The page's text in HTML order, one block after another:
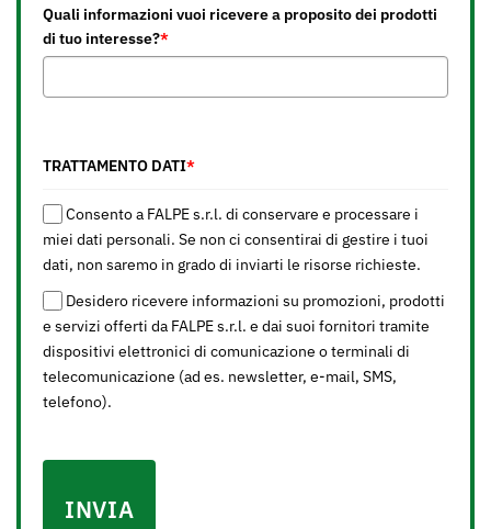
Quali informazioni vuoi ricevere a proposito dei prodotti
di tuo interesse?*
TRATTAMENTO DATI*
Consento a FALPE s.r.l. di conservare e processare i
miei dati personali. Se non ci consentirai di gestire i tuoi
dati, non saremo in grado di inviarti le risorse richieste.
Desidero ricevere informazioni su promozioni, prodotti
e servizi offerti da FALPE s.r.l. e dai suoi fornitori tramite
dispositivi elettronici di comunicazione o terminali di
telecomunicazione (ad es. newsletter, e-mail, SMS,
telefono).
INVIA